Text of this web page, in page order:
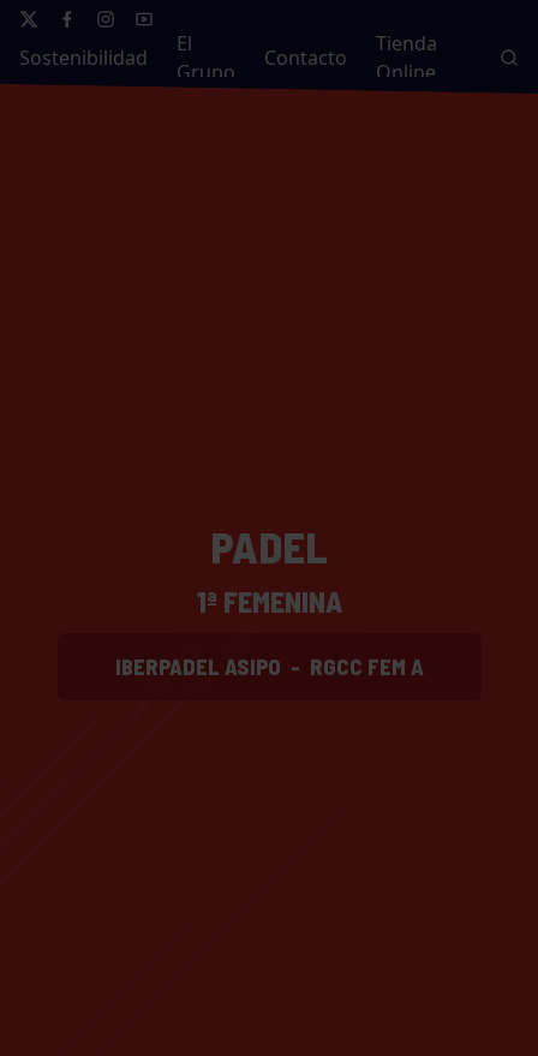
Sostenibilidad
El
Grupo
Contacto
Tienda
Online
PADEL
1ª FEMENINA
IBERPADEL ASIPO - RGCC FEM A